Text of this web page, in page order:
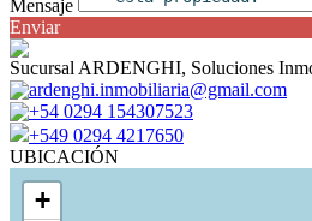
Mensaje
Enviar
Sucursal ARDENGHI, Soluciones
ardenghi.inmobiliaria@gmail.com
+54 0294 154307523
+549 0294 4217650
UBICACIÓN
+